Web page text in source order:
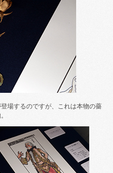
場するのですが、これは本物の薔